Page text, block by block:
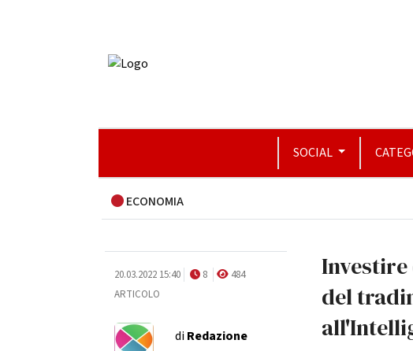
SOCIAL
ECONOMIA
20.03.2022 15:40 8
484
ARTICOLO
diRedazione
del